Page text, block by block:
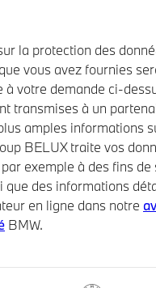
la protection des
vous avez fournies
à votre demande ci-
transmises à un
amples informations
BELUX traite vos
exemple à des fins de
que des informations
en ligne dans notre
BMW.